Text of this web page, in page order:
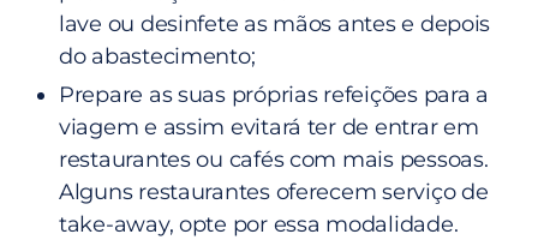
lave ou desinfete as mãos antes e depois
do abastecimento;
Prepare as suas próprias refeições para a
viagem e assim evitará ter de entrar em
restaurantes ou cafés com mais pessoas.
Alguns restaurantes oferecem serviço de
take-away, opte por essa modalidade.